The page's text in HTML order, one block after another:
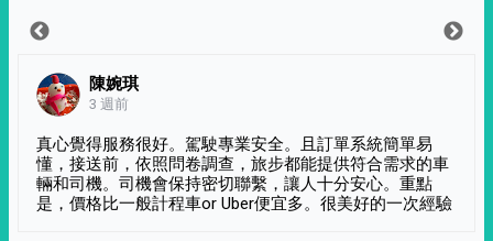
陳婉琪
3 週前
真心覺得服務很好。駕駛專業安全。且訂單系統簡單易
懂，接送前，依照問卷調查，旅步都能提供符合需求的車
輛和司機。司機會保持密切聯繫，讓人十分安心。重點
是，價格比一般計程車or Uber便宜多。很美好的一次經驗